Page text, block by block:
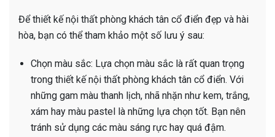
Để thiết kế nội thất phòng khách tân cổ điển đẹp và hài
hòa, bạn có thể tham khảo một số lưu ý sau:
Chọn màu sắc: Lựa chọn màu sắc là rất quan trọng
trong thiết kế nội thất phòng khách tân cổ điển. Với
những gam màu thanh lịch, nhã nhặn như kem, trắng,
xám hay màu pastel là những lựa chọn tốt. Bạn nên
tránh sử dụng các màu sáng rực hay quá đậm.